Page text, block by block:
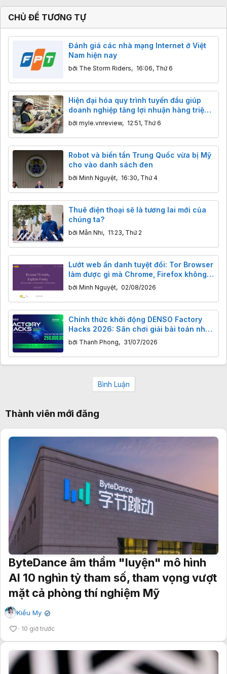
CHỦ ĐỀ TƯƠNG TỰ
Đánh giá các nhà mạng Internet ở Việt
Nam hiện nay
bởi The Storm Riders, 16:06, Thứ 6
Hiện đại hóa quy trình tuyến đầu giúp
doanh nghiệp tăng lợi nhuận hàng triệu
USD
bởi myle.vnreview, 12:51, Thứ 6
Robot và biến tần Trung Quốc vừa bị Mỹ
cho vào danh sách đen
bởi Minh Nguyệt, 16:30, Thứ 4
Thuê điện thoại sẽ là tương lai mới của
chúng ta?
bởi Mẫn Nhi, 11:23, Thứ 2
Lướt web ẩn danh tuyệt đối: Tor Browser
làm được gì mà Chrome, Firefox không
thể?
bởi Minh Nguyệt, 02/08/2026
Chính thức khởi động DENSO Factory
Hacks 2026: Sân chơi giải bài toán nhà
máy thông minh cho giới trẻ Việt
bởi Thanh Phong, 31/07/2026
Bình Luận
Thành viên mới đăng
ByteDance âm thầm "luyện" mô hình
AI 10 nghìn tỷ tham số, tham vọng vượt
mặt cả phòng thí nghiệm Mỹ
Kiều My ✔
10 giờ trước